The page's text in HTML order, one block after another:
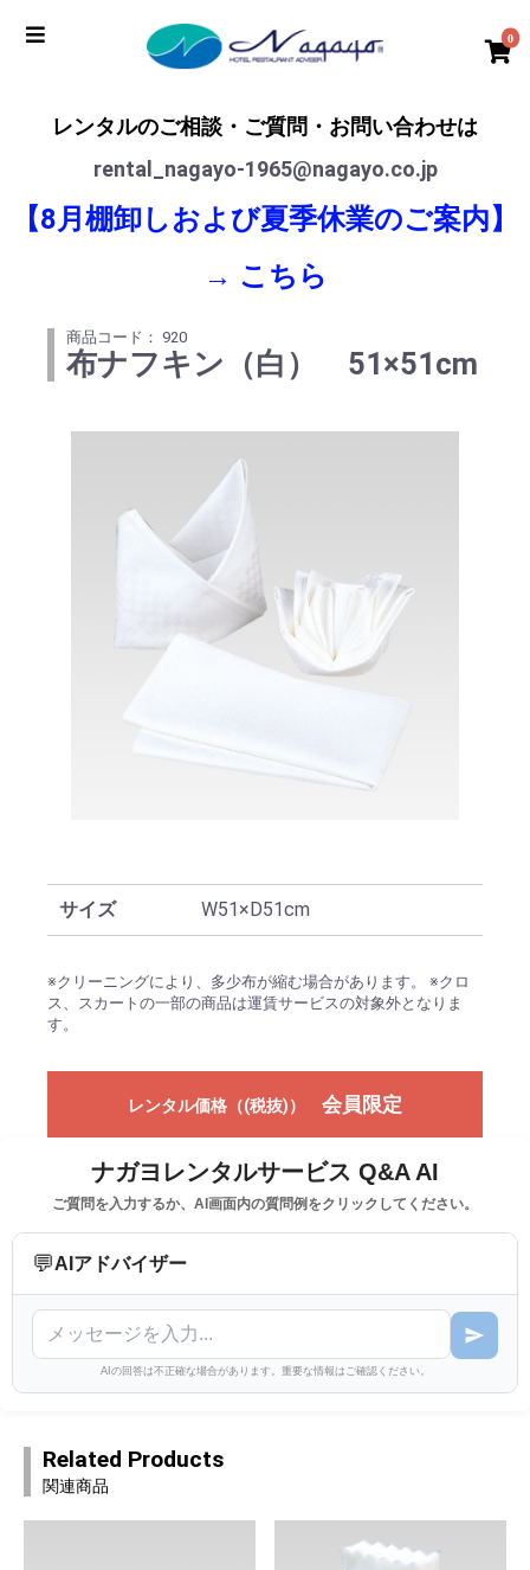
0
レンタルのご相談・ご質問・お問い合わせは
rental_nagayo-1965@nagayo.co.jp
【8月棚卸しおよび夏季休業のご案内】
→ こちら
商品コード： 920
布ナフキン（白） 51×51cm
サイズ W51×D51cm
※クリーニングにより、多少布が縮む場合があります。 ※クロ
ス、スカートの一部の商品は運賃サービスの対象外となりま
す。
レンタル価格（(税抜)） 会員限定
ナガヨレンタルサービス Q&A AI
ご質問を入力するか、AI画面内の質問例をクリックしてください。
💬AIアドバイザー
AIの回答は不正確な場合があります。重要な情報はご確認ください。
Related Products
関連商品